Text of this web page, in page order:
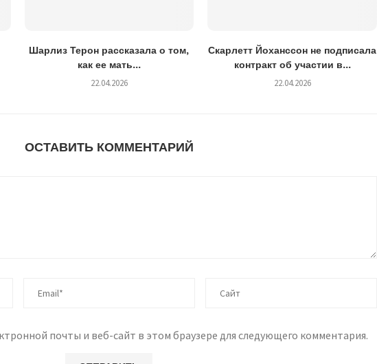
Шарлиз Терон рассказала о том,
как ее мать...
22.04.2026
Скарлетт Йоханссон не подписала
контракт об участии в...
22.04.2026
ОСТАВИТЬ КОММЕНТАРИЙ
почты и веб-сайт в этом браузере для следующего комментария.